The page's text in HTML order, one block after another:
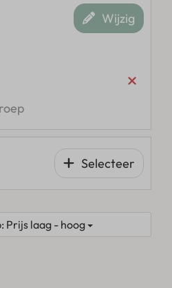
Wijzig
Selecteer
Prijs laag - hoog